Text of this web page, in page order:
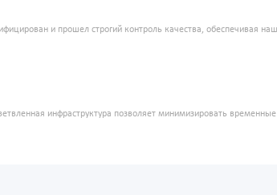
и прошел строгий контроль качества, обеспечивая
инфраструктура позволяет минимизировать